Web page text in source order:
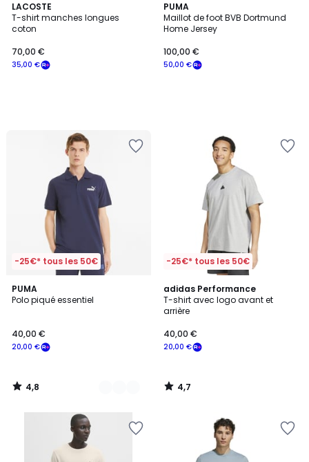
LACOSTE
T-shirt manches longues
coton
35,00 €
70,00 €
PUMA
Maillot de foot BVB Dortmund
Home Jersey
50,00 €
100,00 €
-25€* tous les 50€
PUMA
Polo piqué essentiel
20,00 €
40,00 €
4,8
/ 5
4
Couleurs
4,8
/
-25€* tous les 50€
adidas Performance
T-shirt avec logo avant et
arrière
20,00 €
40,00 €
4,7
/ 5
4,7
/